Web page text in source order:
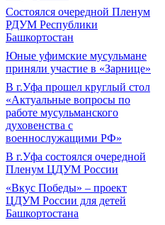
Состоялся очередной Пленум
РДУМ Республики
Башкортостан
Юные уфимские мусульмане
приняли участие в «Зарнице»
В г.Уфа прошел круглый стол
«Актуальные вопросы по
работе мусульманского
духовенства с
военнослужащими РФ»
В г.Уфа состоялся очередной
Пленум ЦДУМ России
«Вкус Победы» – проект
ЦДУМ России для детей
Башкортостана